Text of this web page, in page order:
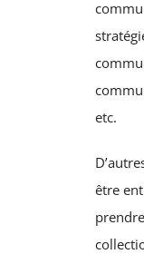
etc.
être